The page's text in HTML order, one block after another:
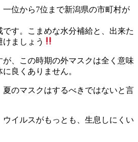
位から7位まで新潟県の市町村が
す。こまめな水分補給と、出来た
ましょう
、この時期の外マスクは全く意味
良くありません。
夏のマスクはするべきではないと言
イルスがもっとも、生息しにくい